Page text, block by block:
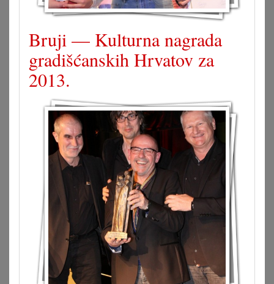
Bruji — Kulturna nagrada
gradišćanskih Hrvatov za
2013.